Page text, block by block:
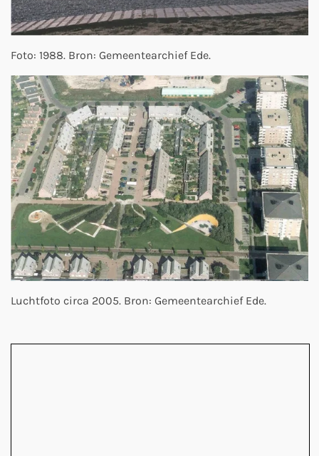
Foto: 1988. Bron: Gemeentearchief Ede.
Luchtfoto circa 2005. Bron: Gemeentearchief Ede.